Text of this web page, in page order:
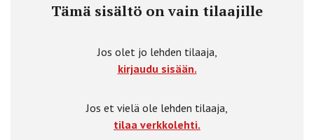
Tämä sisältö on vain tilaajille
Jos olet jo lehden tilaaja,
kirjaudu sisään.
Jos et vielä ole lehden tilaaja,
tilaa verkkolehti.